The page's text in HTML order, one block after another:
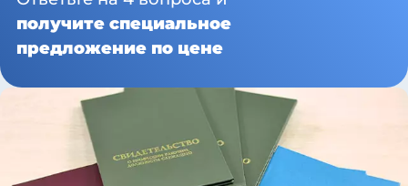
получите специальное
предложение по цене